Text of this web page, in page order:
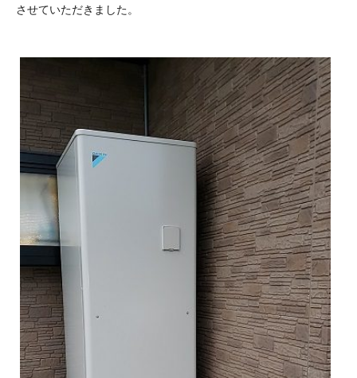
させていただきました。